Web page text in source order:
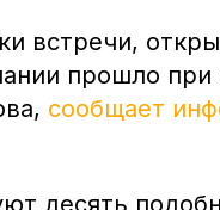
встречи,
прошло
сообщает
десять